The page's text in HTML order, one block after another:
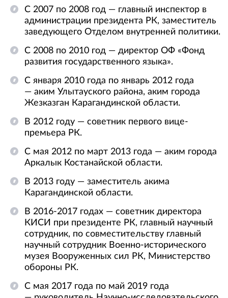
С 2007 по 2008 год — главный инспектор в
администрации президента РК, заместитель
заведующего Отделом внутренней политики.
С 2008 по 2010 год — директор ОФ «Фонд
развития государственного языка».
С января 2010 года по январь 2012 года
— аким Улытауского района, аким города
Жезказган Карагандинской области.
В 2012 году — советник первого вице-
премьера РК.
С мая 2012 по март 2013 года — аким города
Аркалык Костанайской области.
В 2013 году — заместитель акима
Карагандинской области.
В 2016-2017 годах — советник директора
КИСИ при президенте РК, главный научный
сотрудник, по совместительству главный
научный сотрудник Военно-исторического
музея Вооруженных сил РК, Министерство
обороны РК.
С мая 2017 года по май 2019 года